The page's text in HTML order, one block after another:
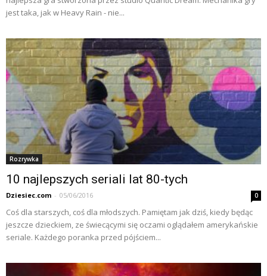
jest taka, jak w Heavy Rain - nie...
Rozrywka
10 najlepszych seriali lat 80-tych
Dziesiec.com - 05/06/2016 0
Coś dla starszych, coś dla młodszych. Pamiętam jak dziś, kiedy będąc
jeszcze dzieckiem, ze świecącymi się oczami oglądałem amerykańskie
seriale. Każdego poranka przed pójściem...